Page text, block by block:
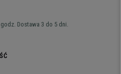
Dostawa 3 do 5 dni.